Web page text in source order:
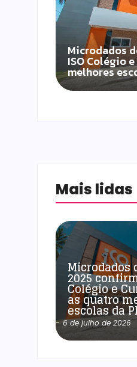
Microdados
ISO Colégio
melhores
Mais lidas
Microdados
2025
Colégio e
as quatro
escolas da
- 6 de julho de 2026